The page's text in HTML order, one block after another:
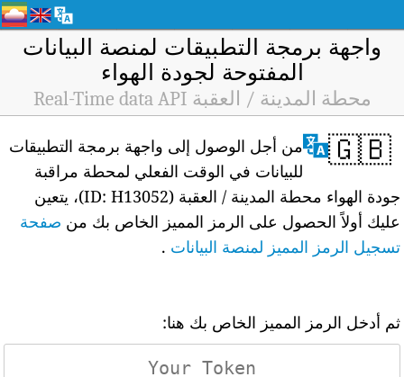
واجهة برمجة التطبيقات لمنصة البيانات
المفتوحة لجودة الهواء
محطة المدينة / العقبة Real-Time data API
🇬🇧
من أجل الوصول إلى واجهة برمجة التطبيقات
للبيانات في الوقت الفعلي لمحطة مراقبة
جودة الهواء محطة المدينة / العقبة (ID: H13052)، يتعين
عليك أولاً الحصول على الرمز المميز الخاص بك من صفحة
تسجيل الرمز المميز لمنصة البيانات .
ثم أدخل الرمز المميز الخاص بك هنا: